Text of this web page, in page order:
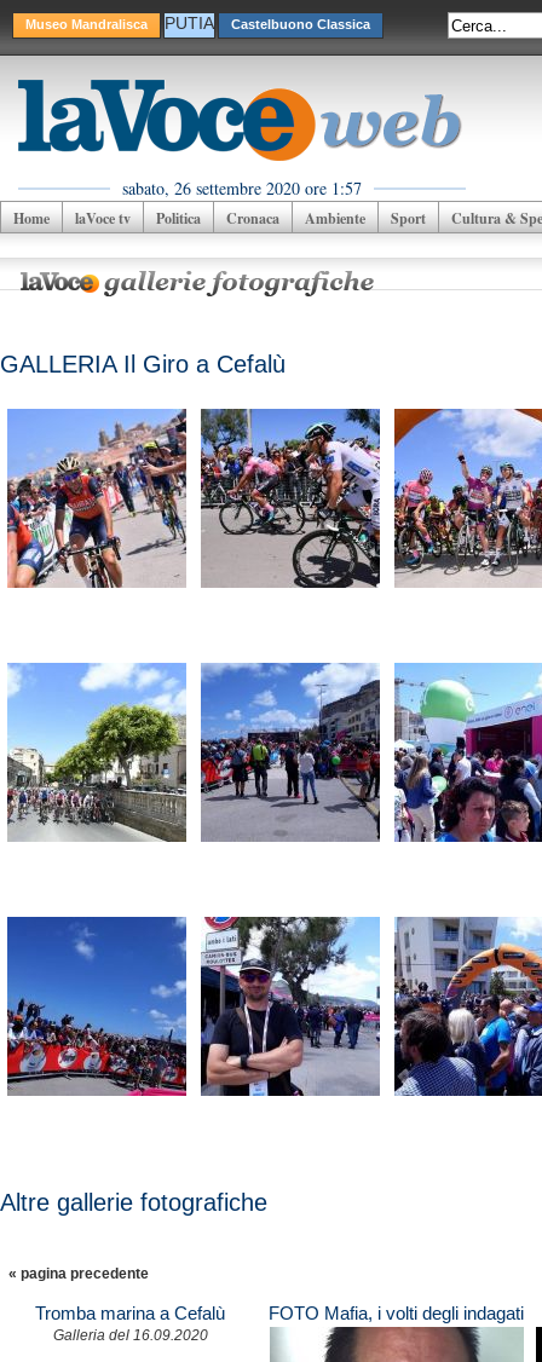
Museo Mandralisca PUTIA Castelbuono Classica
sabato, 26 settembre 2020 ore 1:57
Home laVoce tv Politica Cronaca Ambiente Sport Cultura &
GALLERIA Il Giro a Cefalù
Altre gallerie fotografiche
« pagina precedente
Tromba marina a Cefalù
Galleria del 16.09.2020
FOTO Mafia, i volti degli indagati